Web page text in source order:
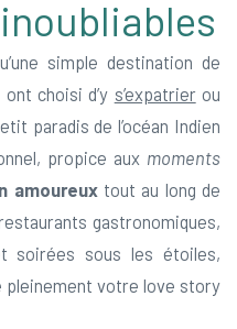
simple destination de
choisi d’y s’expatrier ou
paradis de l’océan Indien
propice aux moments
amoureuxtout au long de
gastronomiques,
soirées sous les étoiles,
pleinement votre love story